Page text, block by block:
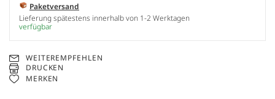
Paketversand
Lieferung spätestens innerhalb von 1-2 Werktagen
verfügbar
WEITEREMPFEHLEN
DRUCKEN
MERKEN